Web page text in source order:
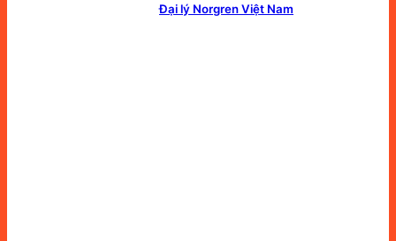
Đại lý Norgren Việt Nam